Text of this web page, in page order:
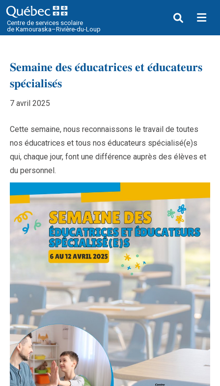
𝐒𝐞𝐦𝐚𝐢𝐧𝐞 𝐝𝐞𝐬 𝐞́𝐝𝐮𝐜𝐚𝐭𝐫𝐢𝐜𝐞𝐬 𝐞𝐭 𝐞́𝐝𝐮𝐜𝐚𝐭𝐞𝐮𝐫𝐬
𝐬𝐩𝐞́𝐜𝐢𝐚𝐥𝐢𝐬𝐞́𝐬
7 avril 2025
Cette semaine, nous reconnaissons le travail de toutes
nos éducatrices et tous nos éducateurs spécialisé(e)s
qui, chaque jour, font une différence auprès des élèves et
du personnel.
Centre de services scolaire
de Kamouraska–Rivière-du-Loup